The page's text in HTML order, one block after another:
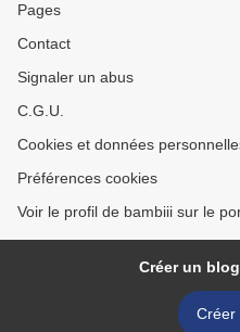
Pages
Contact
Signaler un abus
C.G.U.
Cookies et données
Préférences cookies
Voir le profil de bambiii sur le
Créer un
Créer